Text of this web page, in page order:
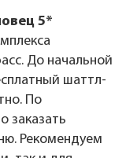
5*
До начальной
шаттл-
По
заказать
Рекомендуем